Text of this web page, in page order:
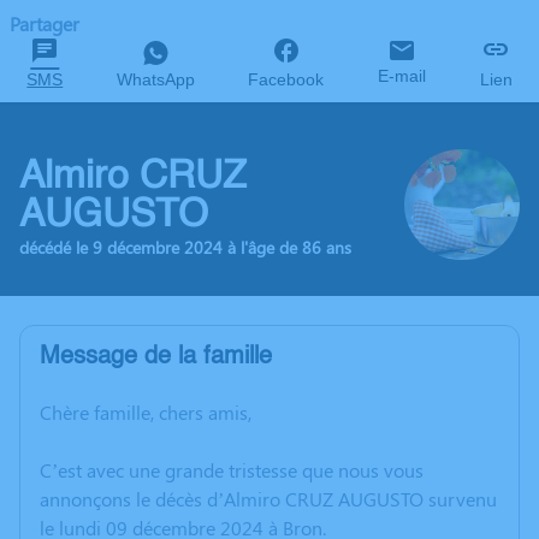
Partager
SMS WhatsApp Facebook E-mail Lien
Almiro CRUZ
AUGUSTO
décédé le 9 décembre 2024 à l'âge de 86 ans
Message de la famille
Chère famille, chers amis,
C’est avec une grande tristesse que nous vous
annonçons le décès d’Almiro CRUZ AUGUSTO survenu
le lundi 09 décembre 2024 à Bron.